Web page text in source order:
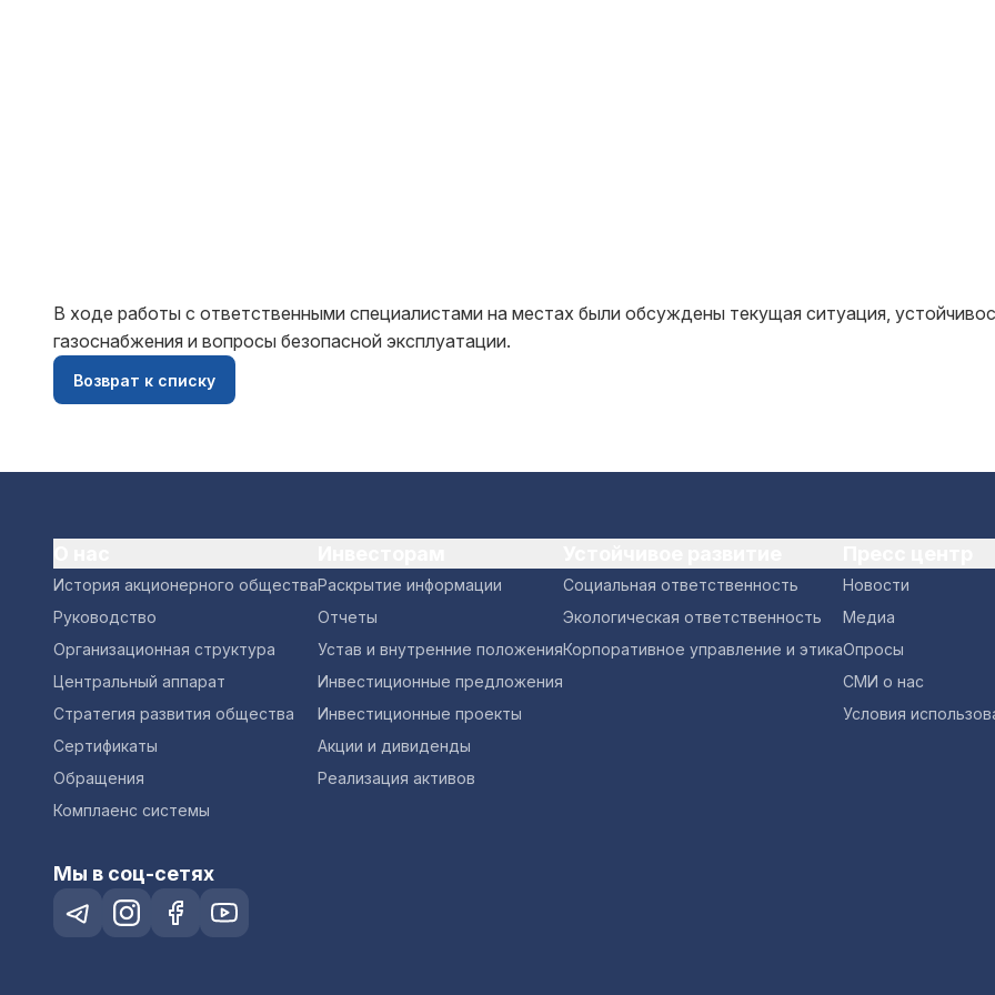
В ходе работы с ответственными специалистами на местах были обсуждены текущая ситуация,
газоснабжения и вопросы безопасной эксплуатации.
Возврат к списку
История акционерного общества
Руководство
Организационная структура
Центральный аппарат
Стратегия развития общества
Сертификаты
Обращения
Комплаенс системы
Раскрытие информации
Отчеты
Устав и внутренние положения
Инвестиционные предложения
Инвестиционные проекты
Акции и дивиденды
Реализация активов
Социальная ответственность
Экологическая ответственность
Корпоративное управление и этика
Новости
Медиа
Опросы
СМИ о нас
Условия
Мы в соц-сетях